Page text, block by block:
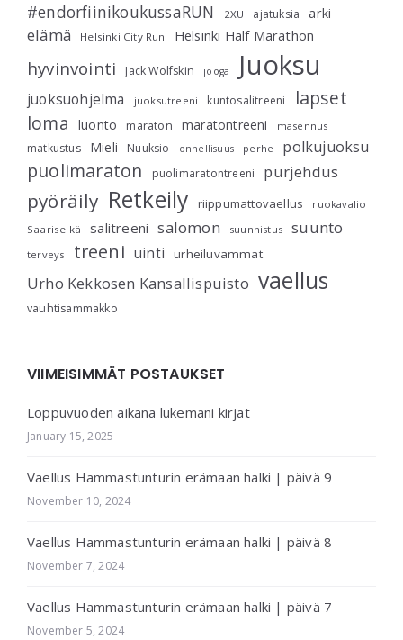
#endorfiinikoukussaRUN 2XU ajatuksia arki
elämä Helsinki City Run Helsinki Half Marathon
hyvinvointi Jack Wolfskin jooga Juoksu
juoksuohjelma juoksutreeni kuntosalitreeni
lapset
loma
luonto maraton maratontreeni masennus
matkustus Mieli Nuuksio onnellisuus perhe polkujuoksu
puolimaraton puolimaratontreeni purjehdus
pyöräily Retkeily riippumattovaellus
ruokavalio
Saariselkä
salitreeni salomon suunnistus suunto
terveys treeni uinti urheiluvammat
Urho Kekkosen Kansallispuisto vaellus
vauhtisammakko
VIIMEISIMMÄT POSTAUKSET
Loppuvuoden aikana lukemani kirjat
January 15, 2025
Vaellus Hammastunturin erämaan halki | päivä 9
November 10, 2024
Vaellus Hammastunturin erämaan halki | päivä 8
November 7, 2024
Vaellus Hammastunturin erämaan halki | päivä 7
November 5, 2024